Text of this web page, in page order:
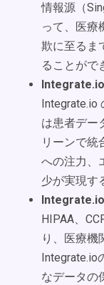
情報源（
って、医療
欺に至るま
ることがで
Integrate.io
は患者デー
リーンで統
への注力、
少が実現す
HIPAA、
り、医療機
Integrate.io
なデータの